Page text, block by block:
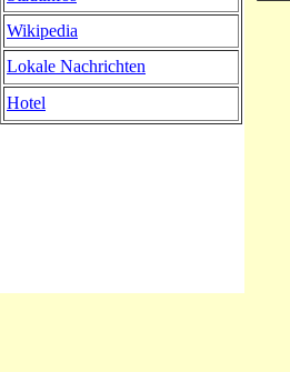
Wikipedia
Lokale Nachrichten
Hotel